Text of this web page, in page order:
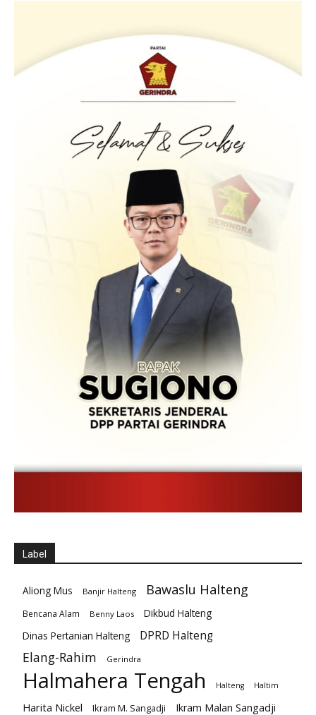
Label
Aliong Mus Banjir Halteng Bawaslu Halteng
Bencana Alam Benny Laos
Dikbud Halteng
Dinas Pertanian Halteng
DPRD Halteng
Elang-Rahim Gerindra
Halmahera Tengah Halteng Haltim
Harita Nickel Ikram M. Sangadji Ikram Malan Sangadji